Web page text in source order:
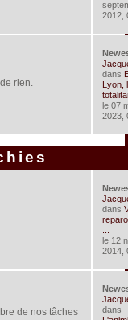
2012,
rien.
dans
Lyon,
le 07
2023,
dans
le 12
2014,
de nos tâches
dans